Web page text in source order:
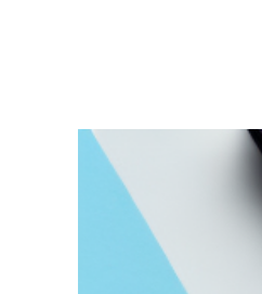
Zeige
grösseres